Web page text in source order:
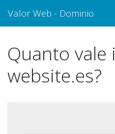
Valor Web - Dominio
Quanto vale
website.es?